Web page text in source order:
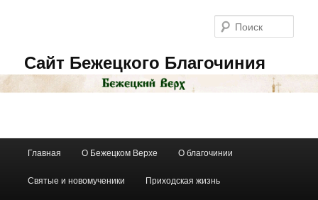
Сайт Бежецкого Благочиния
Главная О Бежецком Верхе О благочинии
Святые и новомученики Приходская жизнь